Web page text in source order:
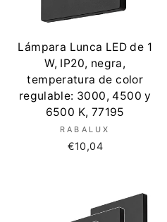
Lámpara Lunca LED de 1
W, IP20, negra,
temperatura de color
regulable: 3000, 4500 y
6500 K, 77195
RABALUX
€10,04